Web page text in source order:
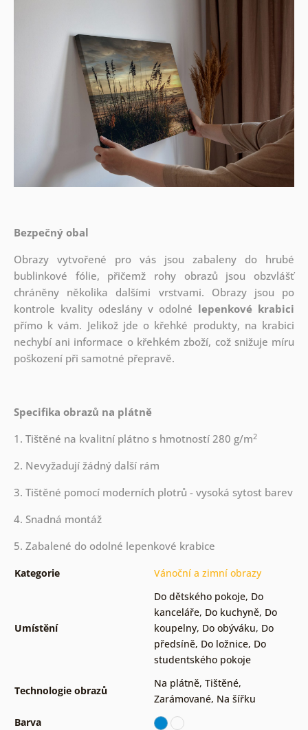
Bezpečný obal
Obrazy vytvořené pro vás jsou zabaleny do hrubé
bublinkové fólie, přičemž rohy obrazů jsou obzvlášť
chráněny několika dalšími vrstvami. Obrazy jsou po
kontrole kvality odeslány v odolné lepenkové krabici
přímo k vám. Jelikož jde o křehké produkty, na krabici
nechybí ani informace o křehkém zboží, což snižuje míru
poškození při samotné přepravě.
Specifika obrazů na plátně
1. Tištěné na kvalitní plátno s hmotností 280 g/m2
2. Nevyžadují žádný další rám
3. Tištěné pomocí moderních plotrů - vysoká sytost barev
4. Snadná montáž
5. Zabalené do odolné lepenkové krabice
Kategorie Vánoční a zimní obrazy
Umístění
Do dětského pokoje, Do
kanceláře, Do kuchyně, Do
koupelny, Do obýváku, Do
předsíně, Do ložnice, Do
studentského pokoje
Technologie obrazů
Na plátně, Tištěné,
Zarámované, Na šířku
Barva